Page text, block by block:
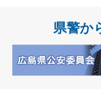
県警か